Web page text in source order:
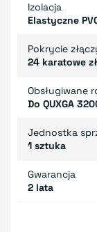
Izolacja
Elastyczne
Pokrycie
24 karatowe
Obsługiwane
Do QUXGA
Jednostka
1 sztuka
Gwarancja
2 lata